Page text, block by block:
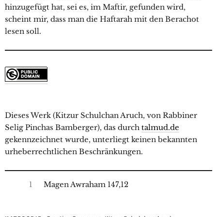
hinzugefügt hat, sei es, im Maftir, gefunden wird,
scheint mir, dass man die Haftarah mit den Berachot
lesen soll.
Dieses Werk (Kitzur Schulchan Aruch, von Rabbiner
Selig Pinchas Bamberger), das durch talmud.de
gekennzeichnet wurde, unterliegt keinen bekannten
urheberrechtlichen Beschränkungen.
1 Magen Awraham 147,12